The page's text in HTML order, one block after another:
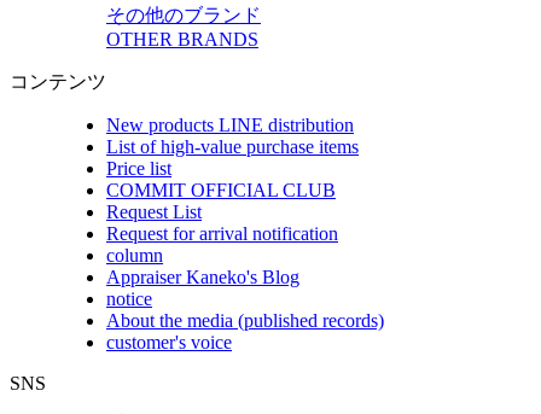
その他のブランド
OTHER BRANDS
コンテンツ
New products LINE distribution
List of high-value purchase items
Price list
COMMIT OFFICIAL CLUB
Request List
Request for arrival notification
column
Appraiser Kaneko's Blog
notice
About the media (published records)
customer's voice
SNS